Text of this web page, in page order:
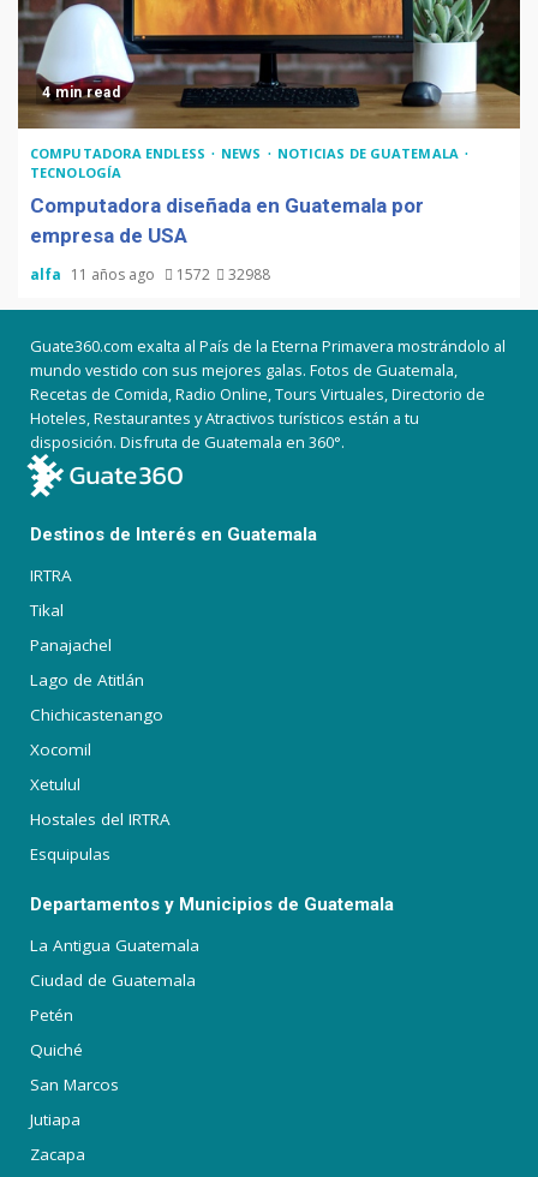
4 min read
COMPUTADORA ENDLESS NEWS
NOTICIAS DE GUATEMALA
TECNOLOGÍA
Computadora diseñada en Guatemala por
empresa de USA
alfa 11 años ago 1572 32988
Guate360.com exalta al País de la Eterna Primavera mostrándolo al
mundo vestido con sus mejores galas. Fotos de Guatemala,
Recetas de Comida, Radio Online, Tours Virtuales, Directorio de
Hoteles, Restaurantes y Atractivos turísticos están a tu
disposición. Disfruta de Guatemala en 360°.
Destinos de Interés en Guatemala
IRTRA
Tikal
Panajachel
Lago de Atitlán
Chichicastenango
Xocomil
Xetulul
Hostales del IRTRA
Esquipulas
Departamentos y Municipios de Guatemala
La Antigua Guatemala
Ciudad de Guatemala
Petén
Quiché
San Marcos
Jutiapa
Zacapa